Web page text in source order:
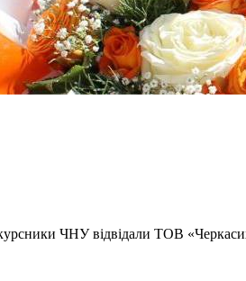
ЧНУ відвідали ТОВ